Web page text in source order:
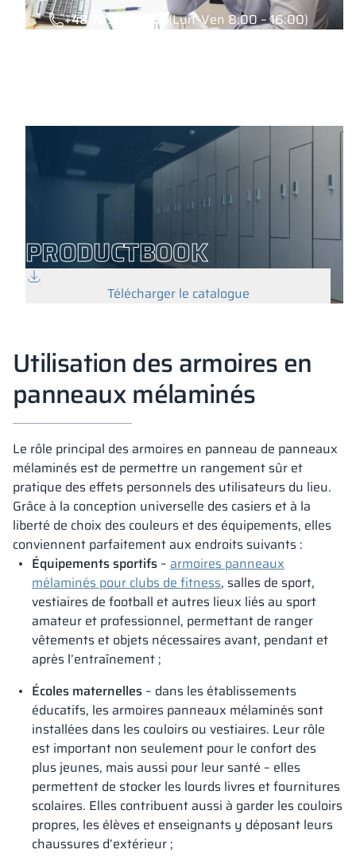
+48 789 777 485 (Lun–Ven 8:00 – 16:00)
PRODUCTBOOK
Télécharger le catalogue
Utilisation des armoires en
panneaux mélaminés
Le rôle principal des armoires en panneau de panneaux
mélaminés est de permettre un rangement sûr et
pratique des effets personnels des utilisateurs du lieu.
Grâce à la conception universelle des casiers et à la
liberté de choix des couleurs et des équipements, elles
conviennent parfaitement aux endroits suivants :
Équipements sportifs – armoires panneaux
mélaminés pour clubs de fitness, salles de sport,
vestiaires de football et autres lieux liés au sport
amateur et professionnel, permettant de ranger
vêtements et objets nécessaires avant, pendant et
après l’entraînement ;
Écoles maternelles – dans les établissements
éducatifs, les armoires panneaux mélaminés sont
installées dans les couloirs ou vestiaires. Leur rôle
est important non seulement pour le confort des
plus jeunes, mais aussi pour leur santé – elles
permettent de stocker les lourds livres et fournitures
scolaires. Elles contribuent aussi à garder les couloirs
propres, les élèves et enseignants y déposant leurs
chaussures d’extérieur ;